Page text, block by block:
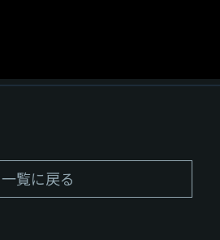
一覧に戻る